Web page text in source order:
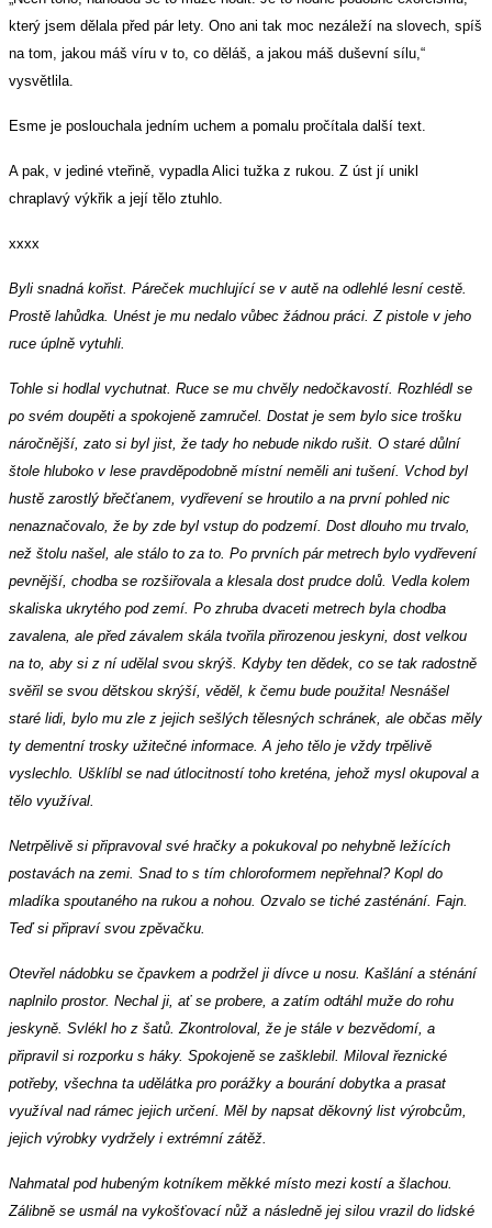
který jsem dělala před pár lety. Ono ani tak moc nezáleží na slovech, spíš
na tom, jakou máš víru v to, co děláš, a jakou máš duševní sílu,“
vysvětlila.
Esme je poslouchala jedním uchem a pomalu pročítala další text.
A pak, v jediné vteřině, vypadla Alici tužka z rukou. Z úst jí unikl
chraplavý výkřik a její tělo ztuhlo.
xxxx
Byli snadná kořist. Páreček muchlující se v autě na odlehlé lesní cestě.
Prostě lahůdka. Unést je mu nedalo vůbec žádnou práci. Z pistole v jeho
ruce úplně vytuhli.
Tohle si hodlal vychutnat. Ruce se mu chvěly nedočkavostí. Rozhlédl se
po svém doupěti a spokojeně zamručel. Dostat je sem bylo sice trošku
náročnější, zato si byl jist, že tady ho nebude nikdo rušit. O staré důlní
štole hluboko v lese pravděpodobně místní neměli ani tušení. Vchod byl
hustě zarostlý břečťanem, vydřevení se hroutilo a na první pohled nic
nenaznačovalo, že by zde byl vstup do podzemí. Dost dlouho mu trvalo,
než štolu našel, ale stálo to za to. Po prvních pár metrech bylo vydřevení
pevnější, chodba se rozšiřovala a klesala dost prudce dolů. Vedla kolem
skaliska ukrytého pod zemí. Po zhruba dvaceti metrech byla chodba
zavalena, ale před závalem skála tvořila přirozenou jeskyni, dost velkou
na to, aby si z ní udělal svou skrýš. Kdyby ten dědek, co se tak radostně
svěřil se svou dětskou skrýší, věděl, k čemu bude použita! Nesnášel
staré lidi, bylo mu zle z jejich sešlých tělesných schránek, ale občas měly
ty dementní trosky užitečné informace. A jeho tělo je vždy trpělivě
vyslechlo. Ušklíbl se nad útlocitností toho kreténa, jehož mysl okupoval a
tělo využíval.
Netrpělivě si připravoval své hračky a pokukoval po nehybně ležících
postavách na zemi. Snad to s tím chloroformem nepřehnal? Kopl do
mladíka spoutaného na rukou a nohou. Ozvalo se tiché zasténání. Fajn.
Teď si připraví svou zpěvačku.
Otevřel nádobku se čpavkem a podržel ji dívce u nosu. Kašlání a sténání
naplnilo prostor. Nechal ji, ať se probere, a zatím odtáhl muže do rohu
jeskyně. Svlékl ho z šatů. Zkontroloval, že je stále v bezvědomí, a
připravil si rozporku s háky. Spokojeně se zašklebil. Miloval řeznické
potřeby, všechna ta udělátka pro porážky a bourání dobytka a prasat
využíval nad rámec jejich určení. Měl by napsat děkovný list výrobcům,
jejich výrobky vydržely i extrémní zátěž.
Nahmatal pod hubeným kotníkem měkké místo mezi kostí a šlachou.
Zálibně se usmál na vykošťovací nůž a následně jej silou vrazil do lidské